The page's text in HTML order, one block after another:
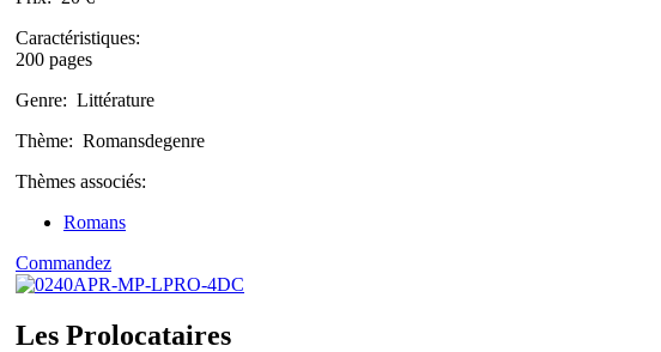
Caractéristiques:
200 pages
Genre: Littérature
Thème: Romansdegenre
Thèmes associés:
Romans
Commandez
Les Prolocataires